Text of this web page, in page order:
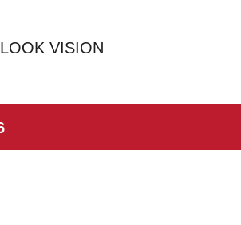
LOOK VISION